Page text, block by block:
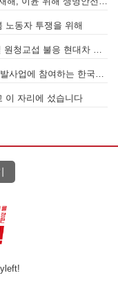
노동자 투쟁을 위해
이 자리에 섰습니다